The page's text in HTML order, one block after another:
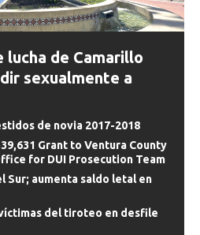
lucha de Camarillo
sexualmente a
de novia 2017-2018
Grant to Ventura County
for DUI Prosecution Team
Sur; aumenta saldo letal en
del tiroteo en desfile